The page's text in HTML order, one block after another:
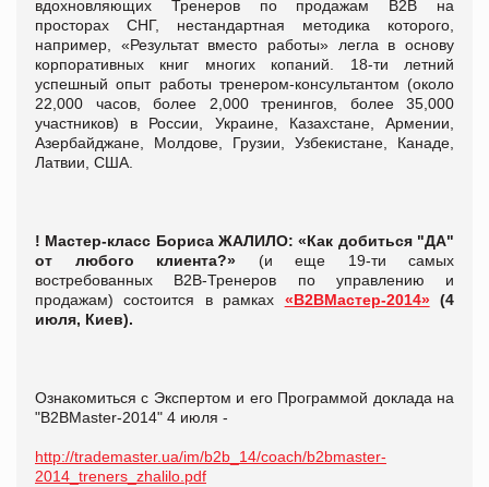
вдохновляющих Тренеров по продажам В2В на
просторах СНГ, нестандартная методика которого,
например, «Результат вместо работы» легла в основу
корпоративных книг многих копаний. 18-ти летний
успешный опыт работы тренером-консультантом (около
22,000 часов, более 2,000 тренингов, более 35,000
участников) в России, Украине, Казахстане, Армении,
Азербайджане, Молдове, Грузии, Узбекистане, Канаде,
Латвии, США.
! Мастер-класс Бориса ЖАЛИЛО: «Как добиться "ДА"
от любого клиента?» (и еще 19-ти самых
востребованных B2B-Тренеров по управлению и
продажам) состоится в рамках
«В2ВМастер-2014»(4
июля, Киев).
Ознакомиться с Экспертом и его Программой доклада на
"B2BMaster-2014" 4 июля -
http://trademaster.ua/im/b2b_14/coach/b2bmaster-
2014_treners_zhalilo.pdf